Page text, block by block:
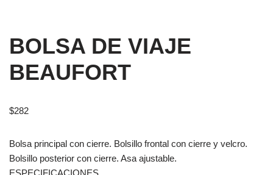
BOLSA DE VIAJE
BEAUFORT
$282
Bolsa principal con cierre. Bolsillo frontal con cierre y velcro.
Bolsillo posterior con cierre. Asa ajustable.